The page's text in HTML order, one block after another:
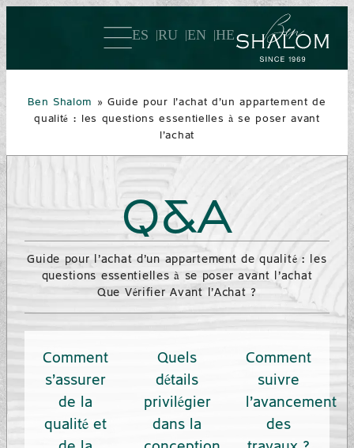
ES RU EN HE
Ben Shalom »Guide pour l’achat d’un appartement de
qualité : les questions essentielles à se poser avant
l’achat
Q&A
Guide pour l’achat d’un appartement de qualité : les
questions essentielles à se poser avant l’achat
Que Vérifier Avant l’Achat ?
Comment
s’assurer
de la
qualité et
Quels
détails
privilégier
dans la
Comment
suivre
l’avancement
des